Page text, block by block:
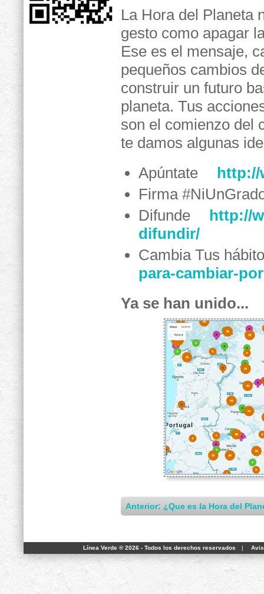
La Hora del Planeta
gesto como apagar
Ese es el mensaje,
pequeños cambios
construir un futuro
planeta. Tus
son el comienzo del
te damos algunas
Apúntate
http://
Firma
Difunde
http://
difundir/
Cambia Tus
para-cambiar-
Ya se han unido...
Anterior: ¿Que es la Hora del
Línea Verde ® 2026 - Todos los derechos reservados |